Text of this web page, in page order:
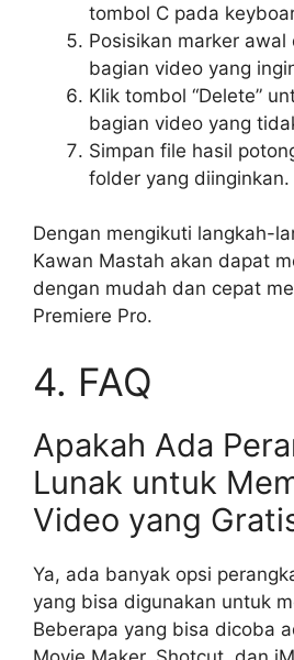
tombol C pada
Posisikan marker
bagian video yang
Klik tombol “Delete”
bagian video yang
Simpan file hasil
folder yang diinginkan.
Dengan mengikuti langkah-
Kawan Mastah akan dapat
dengan mudah dan cepat
Premiere Pro.
4. FAQ
Apakah Ada
Lunak untuk
Video yang
Ya, ada banyak opsi
yang bisa digunakan untuk
Beberapa yang bisa dicoba